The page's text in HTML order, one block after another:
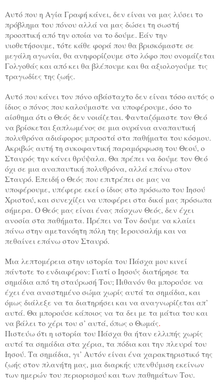
Αυτό που η Αγία Γραφή κάνει, δεν είναι να μας λύσει το
πρόβλημα του πόνου αλλά να μας δώσει τη σωστή
προοπτική από την οποία να το δούμε. Εάν την
υιοθετήσουμε, τότε κάθε φορά που θα βρισκόμαστε σε
μεγάλη αγωνία, θα ανηφορίζουμε στο λόφο που ονομάζεται
Γολγοθάς και από κει θα βλέπουμε και θα αξιολογούμε τις
τραγωδίες της ζωής.
Αυτό που κάνει τον πόνο αβάσταχτο δεν είναι τόσο αυτός ο
ίδιος ο πόνος που καλούμαστε να υποφέρουμε, όσο το
αίσθημα ότι ο Θεός δεν νοιάζεται. Φανταζόμαστε τον Θεό
να βρίσκεται ξαπλωμένος σε μια ουράνια αναπαυτική
πολυθρόνα αδιάφορος μπροστά στα παθήματα του κόσμου.
Ακριβώς αυτή τη συκοφαντική παραμόρφωση του Θεού, ο
Σταυρός την κάνει θρύψαλα. Θα πρέπει να δούμε τον Θεό
όχι σε μια αναπαυτική πολυθρόνα, αλλά επάνω στον
Σταυρό. Επειδή ο Θεός που επιτρέπει σε μας να
υποφέρουμε, υπέφερε εκεί ο ίδιος στο πρόσωπο του Ιησού
Χριστού, και συνεχίζει να υποφέρει στα δικά μας πρόσωπα
σήμερα. Ο Θεός μας είναι ένας πάσχων Θεός, δεν έχει
ανοσία στα παθήματα. Πρέπει να Τον δούμε να κλαίει
πάνω στην αμετανόητη πόλη της Ιερουσαλήμ και να
πεθαίνει επάνω στον Σταυρό.
Μια λεπτομέρεια στην ιστορία του Πάσχα μου κινεί
πάντοτε το ενδιαφέρον: Γιατί ο Ιησούς διατήρησε τα
σημάδια από τη σταύρωσή Του; Πιθανόν θα μπορούσε να
έχει ένα αναστημένο σώμα χωρίς αυτά τα σημάδια, και
όμως διάλεξε να τα διατηρήσει και να αναγνωρίζεται απ’
αυτά. Θα μπορούσε κάποιος να τα δει με τα μάτια του και
να βάλει το χέρι του σ’ αυτά, όπως ο Θωμάς.
Πιστεύω ότι η ιστορία του Πάσχα θα ήταν ελλιπής χωρίς
αυτά τα σημάδια στα χέρια, τα πόδια και την πλευρά του
Ιησού. Τα σημάδια, γι’ Αυτόν είναι ένα χαρακτηριστικό της
ζωής στον πλανήτη μας, μια διαρκής υπενθύμιση εκείνων
των ημερών του περιορισμού και των παθημάτων Του.